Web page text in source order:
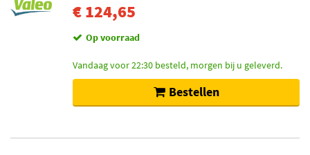
€ 124,65
Op voorraad
Vandaag voor 22:30 besteld, morgen bij u geleverd.
Bestellen